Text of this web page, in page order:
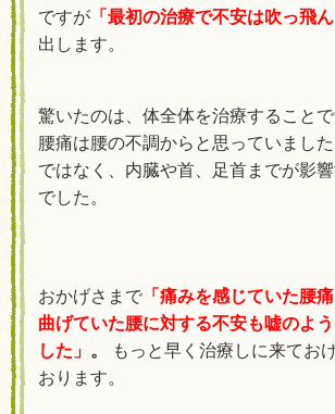
ですが 「最初の治療で不安は吹っ飛ん
出します。
驚いたのは、体全体を治療すること
腰痛は腰の不調からと思っていまし
ではなく、内臓や首、足首までが影
でした。
おかげさまで 「痛みを感じていた腰
曲げていた腰に対する不安も嘘のよ
した」 。
もっと早く治療しに来てお
おります。